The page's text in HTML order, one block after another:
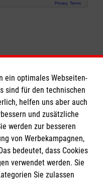
ein optimales Webseiten-
sind für den technischen
helfen uns aber auch
und zusätzliche
werden zur besseren
von Werbekampagnen,
bedeutet, dass Cookies
verwendet werden. Sie
Sie zulassen